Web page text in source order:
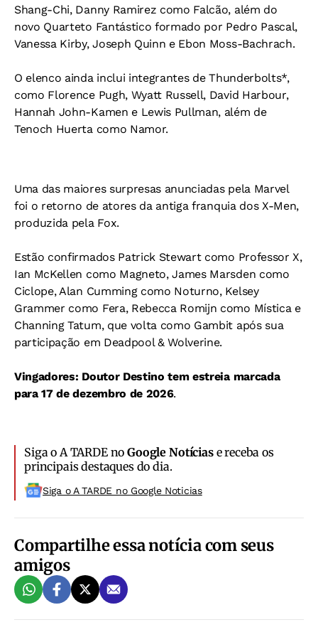
Shang-Chi, Danny Ramirez como Falcão, além do
novo Quarteto Fantástico formado por Pedro Pascal,
Vanessa Kirby, Joseph Quinn e Ebon Moss-Bachrach.
O elenco ainda inclui integrantes de Thunderbolts*,
como Florence Pugh, Wyatt Russell, David Harbour,
Hannah John-Kamen e Lewis Pullman, além de
Tenoch Huerta como Namor.
Uma das maiores surpresas anunciadas pela Marvel
foi o retorno de atores da antiga franquia dos X-Men,
produzida pela Fox.
Estão confirmados Patrick Stewart como Professor X,
Ian McKellen como Magneto, James Marsden como
Ciclope, Alan Cumming como Noturno, Kelsey
Grammer como Fera, Rebecca Romijn como Mística e
Channing Tatum, que volta como Gambit após sua
participação em Deadpool & Wolverine.
Vingadores: Doutor Destino tem estreia marcada
para 17 de dezembro de 2026.
Siga o A TARDE noGoogle Notíciase receba os
principais destaques do dia.
Siga o A TARDE no Google Noticias
Compartilhe essa notícia com seus
amigos